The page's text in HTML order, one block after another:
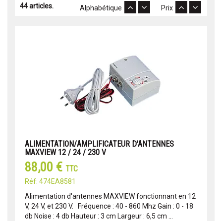
44 articles. Prix
Alphabétique
ALIMENTATION/AMPLIFICATEUR D'ANTENNES
MAXVIEW 12 / 24 / 230 V
88,00 € TTC
Réf: 474EA8581
Alimentation d'antennes MAXVIEW fonctionnant en 12
V, 24 V, et 230 V. Fréquence : 40 - 860 Mhz Gain : 0 - 18
db Noise : 4 db Hauteur : 3 cm Largeur : 6,5 cm ...